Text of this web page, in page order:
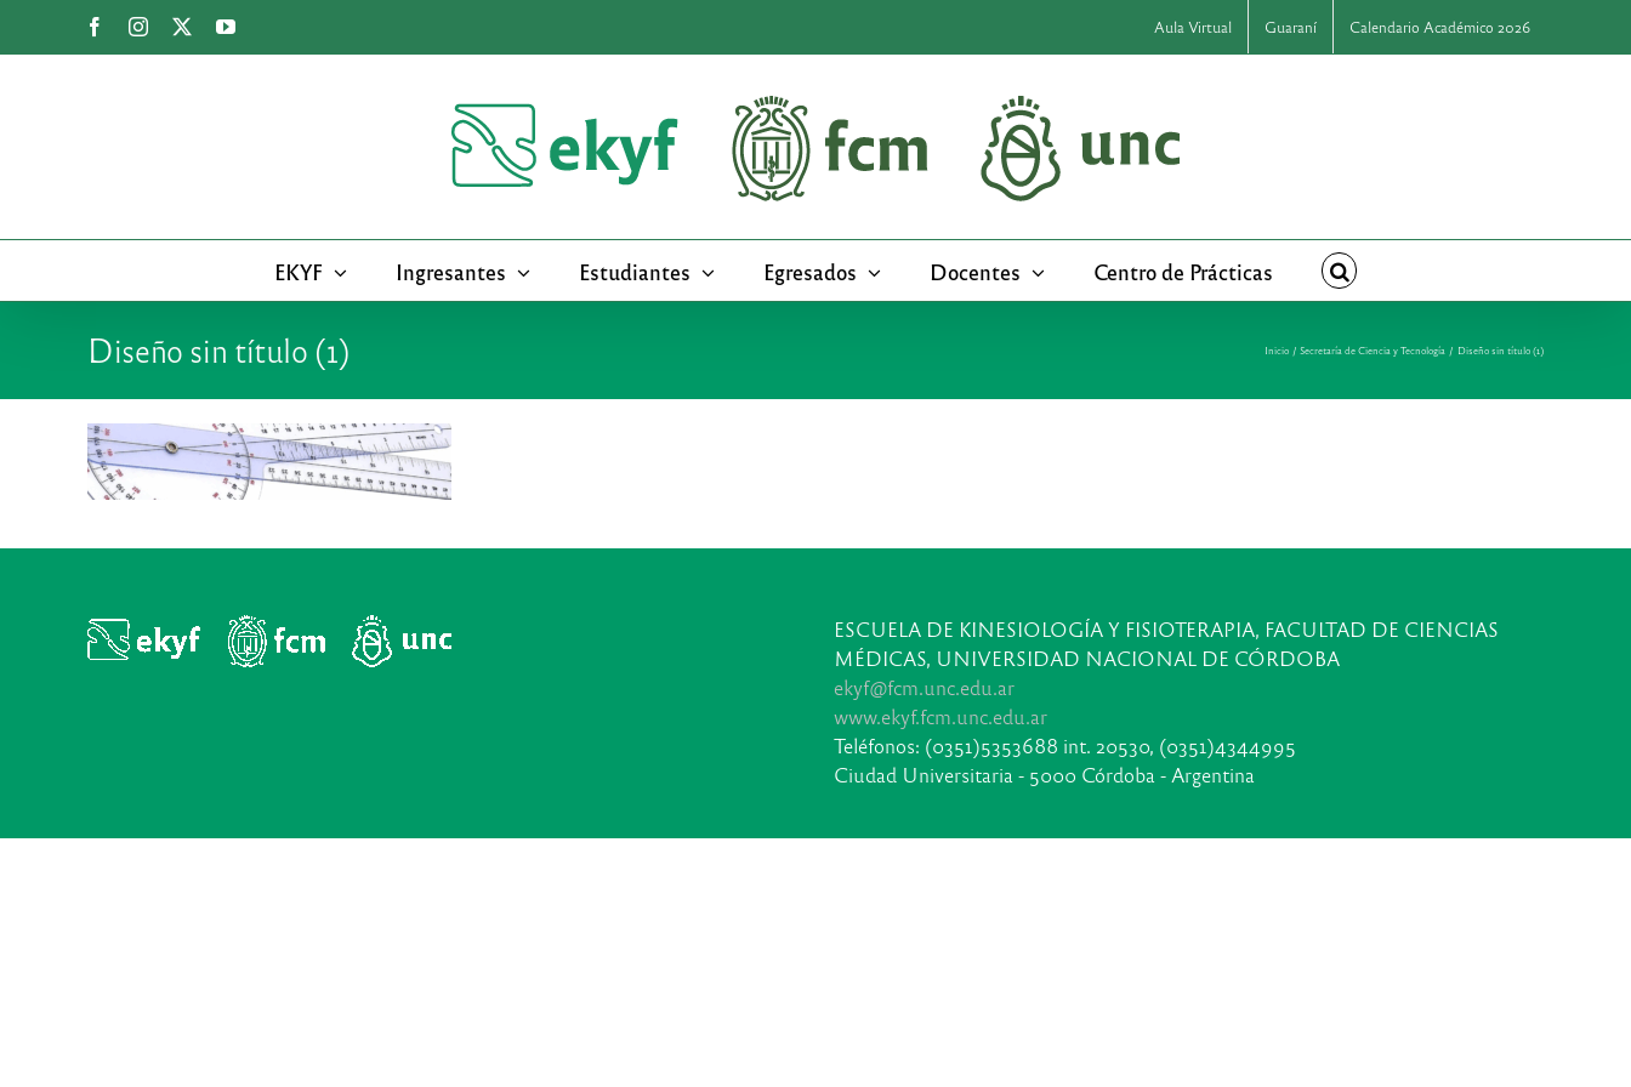
FacebookInstagram YouTube Aula Virtual Guaraní Calendario Académico 2026
EKYF Ingresantes Estudiantes Egresados Docentes Centro de Prácticas
Diseño sin título (1) Inicio Secretaría de Ciencia y Tecnología Diseño sin título (1)
ESCUELA DE KINESIOLOGÍA Y FISIOTERAPIA, FACULTAD DE CIENCIAS
MÉDICAS, UNIVERSIDAD NACIONAL DE CÓRDOBA
ekyf@fcm.unc.edu.ar
www.ekyf.fcm.unc.edu.ar
Teléfonos: (0351)5353688 int. 20530, (0351)4344995
Ciudad Universitaria - 5000 Córdoba - Argentina